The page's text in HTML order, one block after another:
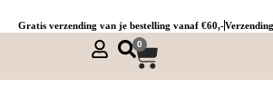
Gratis verzending van je bestelling vanaf €60,-
0